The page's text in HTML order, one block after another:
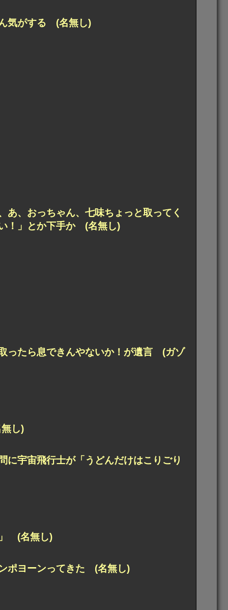
気がする (名無し)
、おっちゃん、七味ちょっと取ってく
！」とか下手か (名無し)
ったら息できんやないか！が遺言 (ガゾ
し)
に宇宙飛行士が「うどんだけはこりごり
」 (名無し)
ポヨーンってきた (名無し)